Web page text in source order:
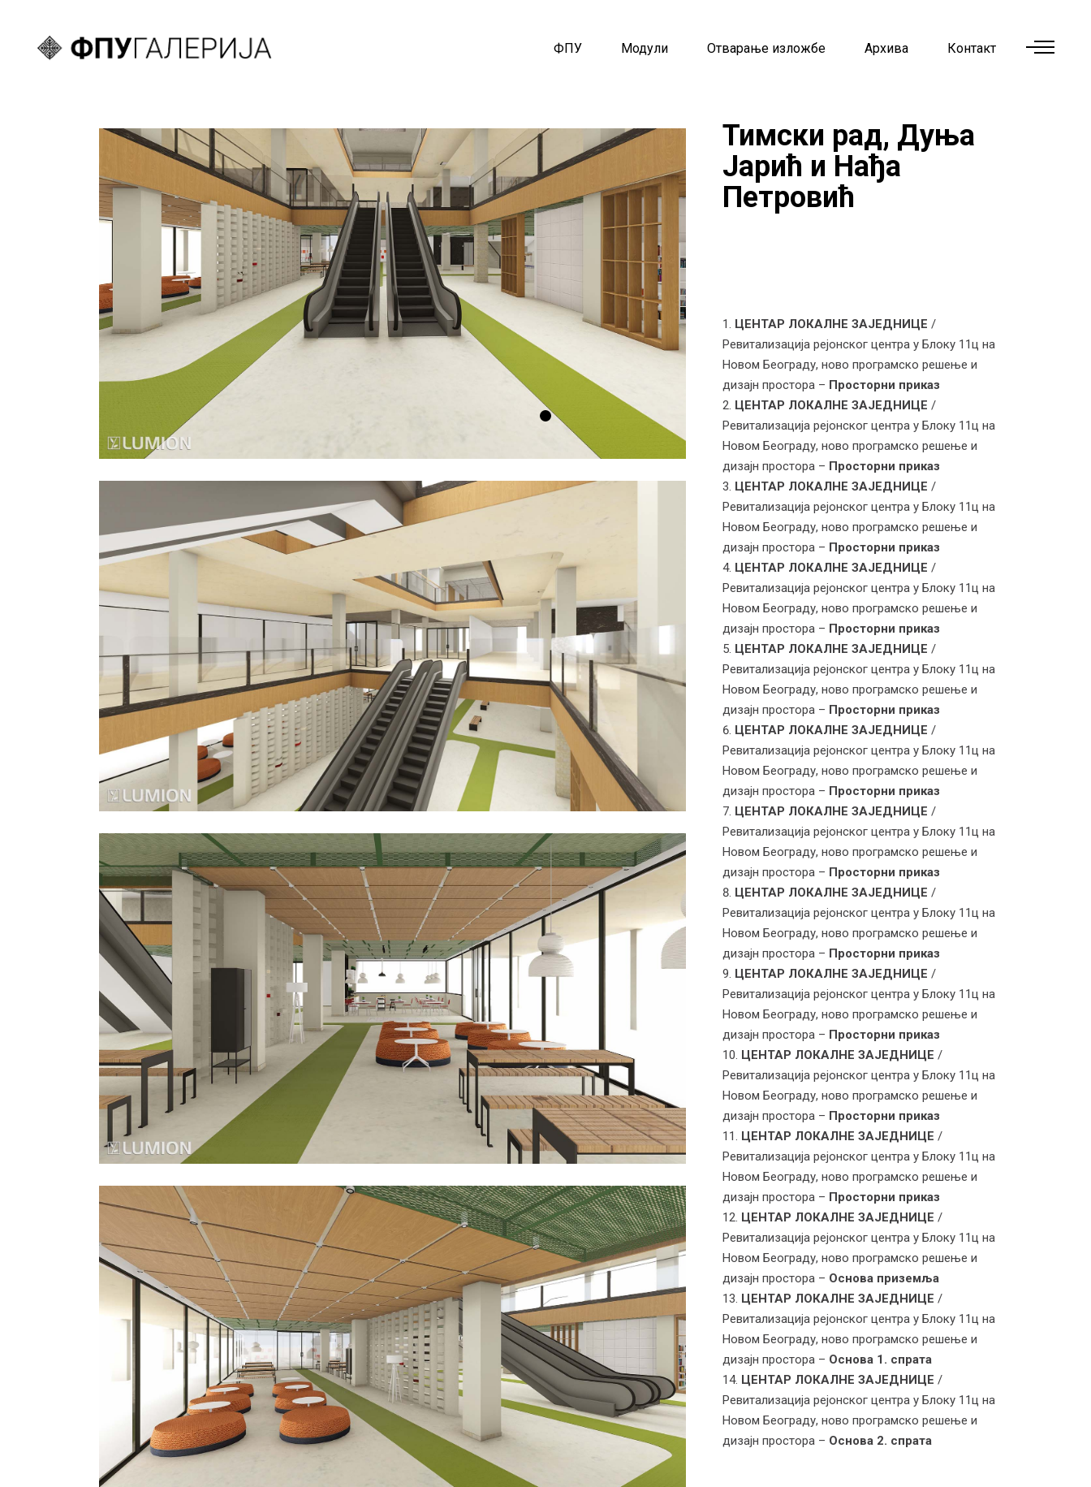
ФПУ Модули Отварање изложбе Архива Контакт
Тимски рад, Дуња
Јарић и Нађа
Петровић
ЦЕНТАР ЛОКАЛНЕ ЗАЈЕДНИЦЕ /
Ревитализација рејонског центра у Блоку 11ц на
Новом Београду, ново програмско решење и
дизајн простора – Просторни приказ
ЦЕНТАР ЛОКАЛНЕ ЗАЈЕДНИЦЕ /
Ревитализација рејонског центра у Блоку 11ц на
Новом Београду, ново програмско решење и
дизајн простора – Просторни приказ
ЦЕНТАР ЛОКАЛНЕ ЗАЈЕДНИЦЕ /
Ревитализација рејонског центра у Блоку 11ц на
Новом Београду, ново програмско решење и
дизајн простора – Просторни приказ
ЦЕНТАР ЛОКАЛНЕ ЗАЈЕДНИЦЕ /
Ревитализација рејонског центра у Блоку 11ц на
Новом Београду, ново програмско решење и
дизајн простора – Просторни приказ
ЦЕНТАР ЛОКАЛНЕ ЗАЈЕДНИЦЕ /
Ревитализација рејонског центра у Блоку 11ц на
Новом Београду, ново програмско решење и
дизајн простора – Просторни приказ
ЦЕНТАР ЛОКАЛНЕ ЗАЈЕДНИЦЕ /
Ревитализација рејонског центра у Блоку 11ц на
Новом Београду, ново програмско решење и
дизајн простора – Просторни приказ
ЦЕНТАР ЛОКАЛНЕ ЗАЈЕДНИЦЕ /
Ревитализација рејонског центра у Блоку 11ц на
Новом Београду, ново програмско решење и
дизајн простора – Просторни приказ
ЦЕНТАР ЛОКАЛНЕ ЗАЈЕДНИЦЕ /
Ревитализација рејонског центра у Блоку 11ц на
Новом Београду, ново програмско решење и
дизајн простора – Просторни приказ
ЦЕНТАР ЛОКАЛНЕ ЗАЈЕДНИЦЕ /
Ревитализација рејонског центра у Блоку 11ц на
Новом Београду, ново програмско решење и
дизајн простора – Просторни приказ
ЦЕНТАР ЛОКАЛНЕ ЗАЈЕДНИЦЕ /
Ревитализација рејонског центра у Блоку 11ц на
Новом Београду, ново програмско решење и
дизајн простора – Просторни приказ
ЦЕНТАР ЛОКАЛНЕ ЗАЈЕДНИЦЕ /
Ревитализација рејонског центра у Блоку 11ц на
Новом Београду, ново програмско решење и
дизајн простора – Просторни приказ
ЦЕНТАР ЛОКАЛНЕ ЗАЈЕДНИЦЕ /
Ревитализација рејонског центра у Блоку 11ц на
Новом Београду, ново програмско решење и
дизајн простора – Основа приземља
ЦЕНТАР ЛОКАЛНЕ ЗАЈЕДНИЦЕ /
Ревитализација рејонског центра у Блоку 11ц на
Новом Београду, ново програмско решење и
дизајн простора – Основа 1. спрата
ЦЕНТАР ЛОКАЛНЕ ЗАЈЕДНИЦЕ /
Ревитализација рејонског центра у Блоку 11ц на
Новом Београду, ново програмско решење и
дизајн простора – Основа 2. спрата